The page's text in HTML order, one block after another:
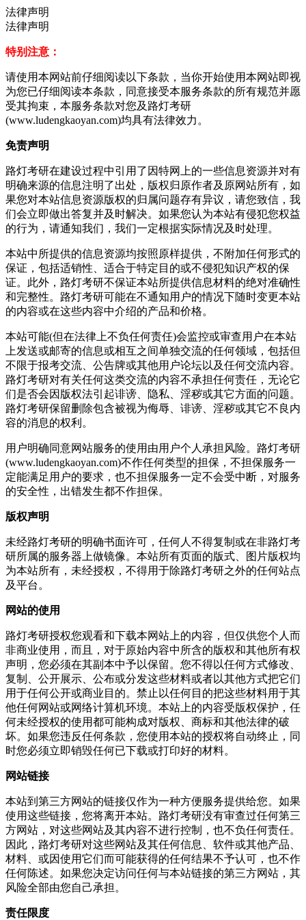
法律声明
法律声明
特别注意：
请使用本网站前仔细阅读以下条款，当你开始使用本网站即视
为您已仔细阅读本条款，同意接受本服务条款的所有规范并愿
受其拘束，本服务条款对您及路灯考研
(www.ludengkaoyan.com)均具有法律效力。
免责声明
路灯考研在建设过程中引用了因特网上的一些信息资源并对有
明确来源的信息注明了出处，版权归原作者及原网站所有，如
果您对本站信息资源版权的归属问题存有异议，请您致信，我
们会立即做出答复并及时解决。如果您认为本站有侵犯您权益
的行为，请通知我们，我们一定根据实际情况及时处理。
本站中所提供的信息资源均按照原样提供，不附加任何形式的
保证，包括适销性、适合于特定目的或不侵犯知识产权的保
证。此外，路灯考研不保证本站所提供信息材料的绝对准确性
和完整性。路灯考研可能在不通知用户的情况下随时变更本站
的内容或在这些内容中介绍的产品和价格。
本站可能(但在法律上不负任何责任)会监控或审查用户在本站
上发送或邮寄的信息或相互之间单独交流的任何领域，包括但
不限于报考交流、公告牌或其他用户论坛以及任何交流内容。
路灯考研对有关任何这类交流的内容不承担任何责任，无论它
们是否会因版权法引起诽谤、隐私、淫秽或其它方面的问题。
路灯考研保留删除包含被视为侮辱、诽谤、淫秽或其它不良内
容的消息的权利。
用户明确同意网站服务的使用由用户个人承担风险。路灯考研
(www.ludengkaoyan.com)不作任何类型的担保，不担保服务一
定能满足用户的要求，也不担保服务一定不会受中断，对服务
的安全性，出错发生都不作担保。
版权声明
未经路灯考研的明确书面许可，任何人不得复制或在非路灯考
研所属的服务器上做镜像。本站所有页面的版式、图片版权均
为本站所有，未经授权，不得用于除路灯考研之外的任何站点
及平台。
网站的使用
路灯考研授权您观看和下载本网站上的内容，但仅供您个人而
非商业使用，而且，对于原始内容中所含的版权和其他所有权
声明，您必须在其副本中予以保留。您不得以任何方式修改、
复制、公开展示、公布或分发这些材料或者以其他方式把它们
用于任何公开或商业目的。禁止以任何目的把这些材料用于其
他任何网站或网络计算机环境。本站上的内容受版权保护，任
何未经授权的使用都可能构成对版权、商标和其他法律的破
坏。如果您违反任何条款，您使用本站的授权将自动终止，同
时您必须立即销毁任何已下载或打印好的材料。
网站链接
本站到第三方网站的链接仅作为一种方便服务提供给您。如果
使用这些链接，您将离开本站。路灯考研没有审查过任何第三
方网站，对这些网站及其内容不进行控制，也不负任何责任。
因此，路灯考研对这些网站及其任何信息、软件或其他产品、
材料、或因使用它们而可能获得的任何结果不予认可，也不作
任何陈述。如果您决定访问任何与本站链接的第三方网站，其
风险全部由您自己承担。
责任限度